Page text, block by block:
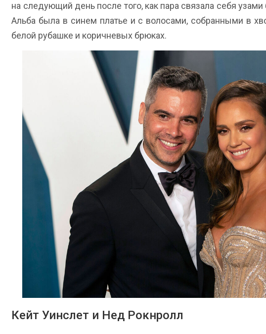
на следующий день после того, как пара связала себя
Альба была в синем платье и с волосами, собранными в
белой рубашке и коричневых брюках.
Кейт Уинслет и Нед Рокнролл